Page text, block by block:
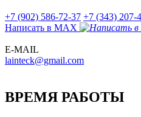
+7 (902) 586-72-37 +7 (343) 207-
Написать в MAX
E-MAIL
lainteck@gmail.com
ВРЕМЯ РАБОТЫ